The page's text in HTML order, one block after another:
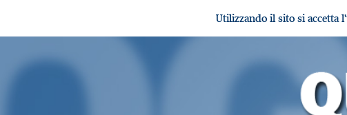
Utilizzando il sito si accetta